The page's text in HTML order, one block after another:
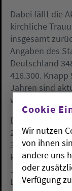
Dabei fällt die
kirchliche
insgesamt
Angaben des
Deutschland
416.300.
Jahren sind
waren es noch
Die
28.000 Paare
35.400. In der
knapp 19.500
Jahr zuvor
Landeskirche
Cookie
Wir nutzen
von ihnen
andere uns
oder
Verfügung